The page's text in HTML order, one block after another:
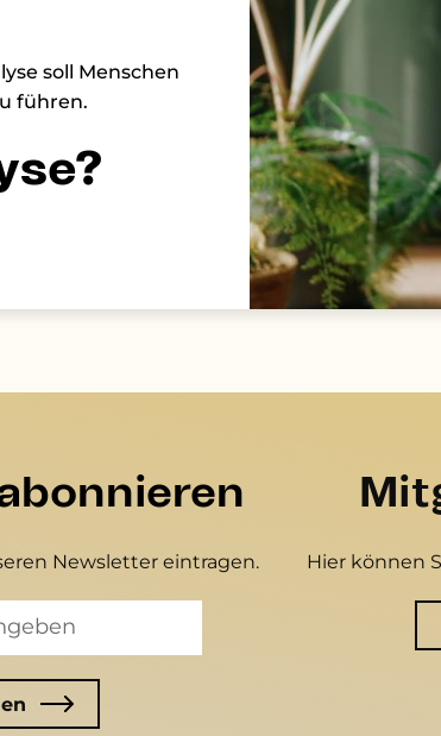
soll Menschen
führen.
Newsletter eintragen. Hier können